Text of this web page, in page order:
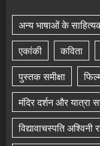
अन्य भाषाओं के
एकांकी
कविता
पुस्तक समीक्षा
मंदिर दर्शन और यात्रा
विद्यावाचस्पति